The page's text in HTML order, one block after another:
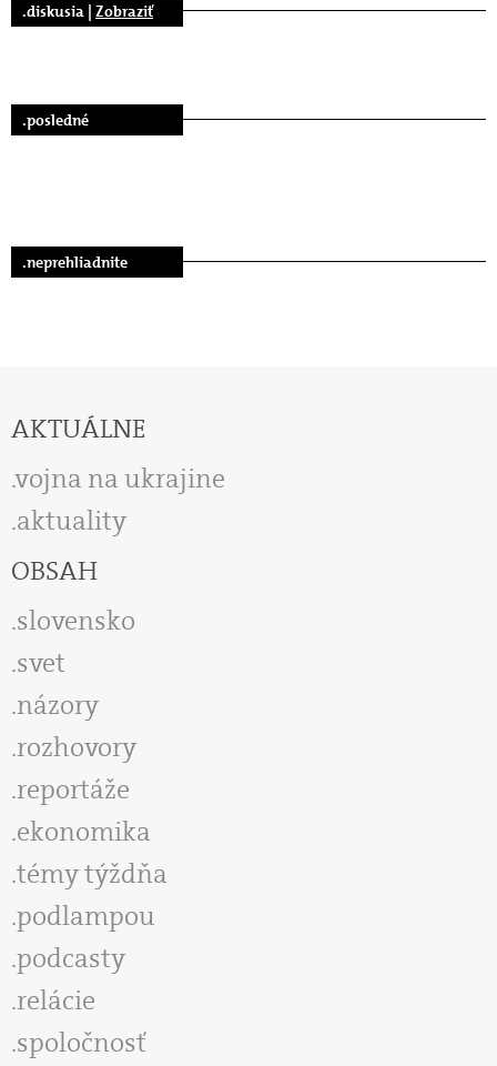
.diskusia | Zobraziť
.posledné
.neprehliadnite
AKTUÁLNE
vojna na ukrajine
aktuality
OBSAH
slovensko
svet
názory
rozhovory
reportáže
ekonomika
témy týždňa
podlampou
podcasty
relácie
spoločnosť